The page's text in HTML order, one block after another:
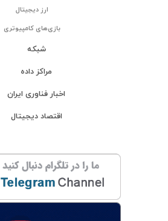
ارز دیجیتال
بازی‌های کامپیوتری
شبکه
مراکز داده
اخبار فناوری ایران
اقتصاد دیجیتال